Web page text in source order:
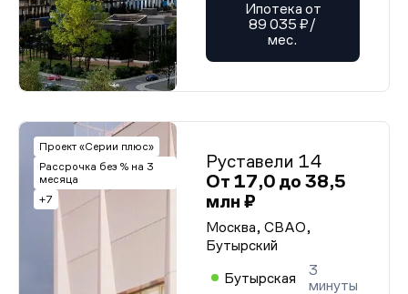
Ипотека от
89 035 ₽/
мес.
Проект «Серии плюс»
Рассрочка без % на 3
месяца
+7
Руставели 14
От 17,0 до 38,5
млн ₽
Москва, СВАО,
Бутырский
Бутырская
3
минуты